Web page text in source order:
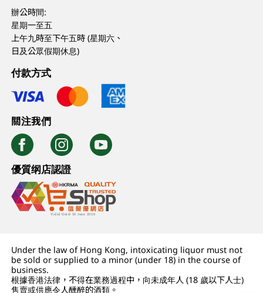
辦公時間:
星期一至五
上午九時至下午五時 (星期六、
日及公眾假期休息)
付款方式
關注我們
優質纲店認證
Under the law of Hong Kong, intoxicating liquor must not
be sold or supplied to a minor (under 18) in the course of
business.
根據香港法律，不得在業務過程中，向未成年人 (18 歲以下人士)
售賣或供應令人醺醉的酒類。